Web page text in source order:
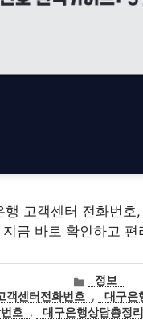
고객센터 전화번호
금 바로 확인하고 편
카
고
정보
객센터전화번호 , 대구은
호
, 대구은행상담총정리